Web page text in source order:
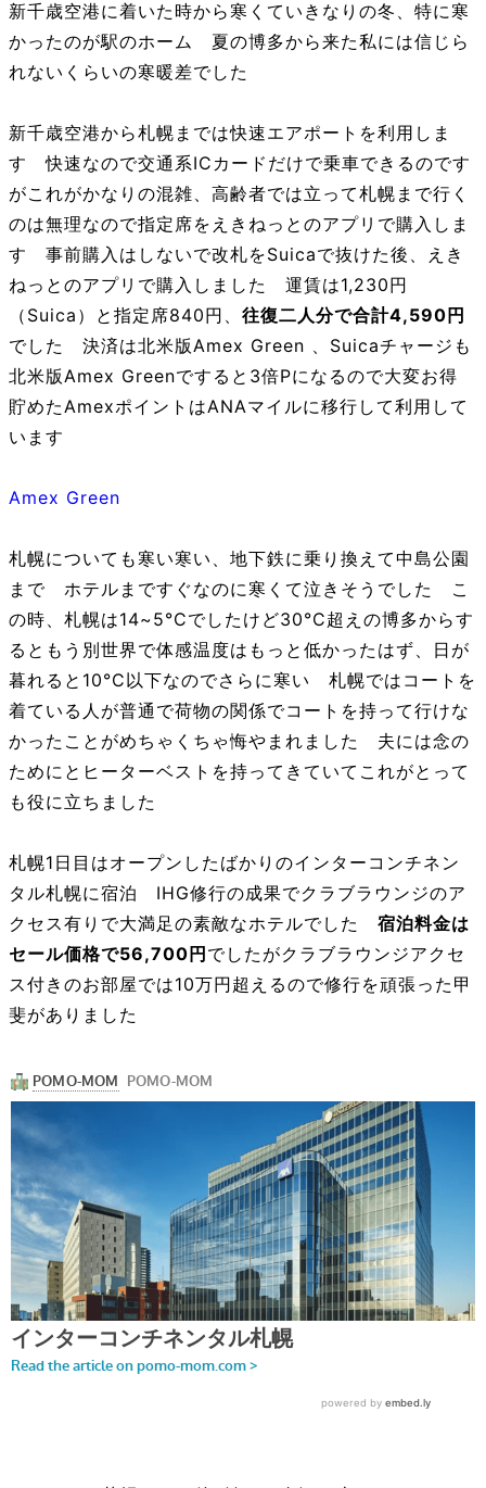
新千歳空港に着いた時から寒くていきなりの冬、特に寒
かったのが駅のホーム 夏の博多から来た私には信じら
れないくらいの寒暖差でした
新千歳空港から札幌までは快速エアポートを利用しま
す 快速なので交通系ICカードだけで乗車できるのです
がこれがかなりの混雑、高齢者では立って札幌まで行く
のは無理なので指定席をえきねっとのアプリで購入しま
す 事前購入はしないで改札をSuicaで抜けた後、えき
ねっとのアプリで購入しました 運賃は1,230円
（Suica）と指定席840円、 往復二人分で合計4,590円
でした 決済は北米版Amex Green 、Suicaチャージも
北米版Amex Greenですると3倍Pになるので大変お得
貯めたAmexポイントはANAマイルに移行して利用して
います
Amex Green
札幌についても寒い寒い、地下鉄に乗り換えて中島公園
まで ホテルまですぐなのに寒くて泣きそうでした こ
の時、札幌は14~5°Cでしたけど30°C超えの博多からす
るともう別世界で体感温度はもっと低かったはず、日が
暮れると10°C以下なのでさらに寒い 札幌ではコートを
着ている人が普通で荷物の関係でコートを持って行けな
かったことがめちゃくちゃ悔やまれました 夫には念の
ためにとヒーターベストを持ってきていてこれがとって
も役に立ちました
札幌1日目はオープンしたばかりのインターコンチネン
タル札幌に宿泊 IHG修行の成果でクラブラウンジのア
クセス有りで大満足の素敵なホテルでした 宿泊料金は
セール価格で56,700円 でしたがクラブラウンジアクセ
ス付きのお部屋では10万円超えるので修行を頑張った甲
斐がありました